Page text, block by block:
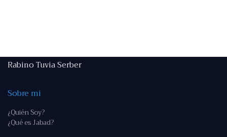
Rabino Tuvia Serber
Sobre mi
¿Quién Soy?
¿Qué es Jabad?